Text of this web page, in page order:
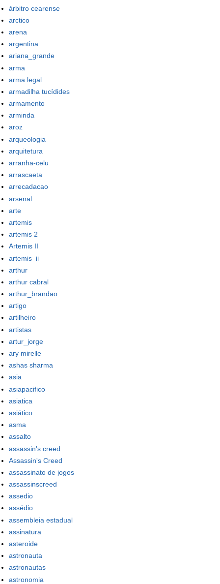
árbitro cearense
arctico
arena
argentina
ariana_grande
arma
arma legal
armadilha tucídides
armamento
arminda
aroz
arqueologia
arquitetura
arranha-celu
arrascaeta
arrecadacao
arsenal
arte
artemis
artemis 2
Artemis II
artemis_ii
arthur
arthur cabral
arthur_brandao
artigo
artilheiro
artistas
artur_jorge
ary mirelle
ashas sharma
asia
asiapacifico
asiatica
asiático
asma
assalto
assassin's creed
Assassin's Creed
assassinato de jogos
assassinscreed
assedio
assédio
assembleia estadual
assinatura
asteroide
astronauta
astronautas
astronomia